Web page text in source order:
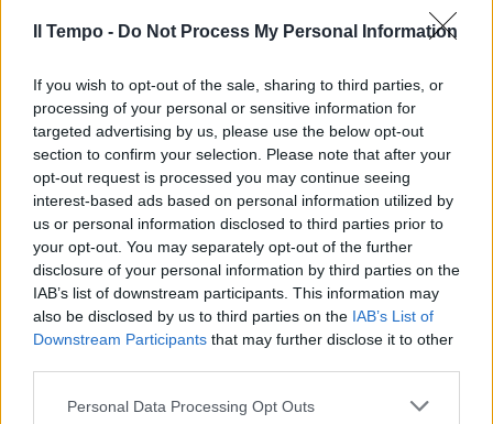
Il Tempo - Do Not Process My Personal Information
If you wish to opt-out of the sale, sharing to third parties, or
processing of your personal or sensitive information for
targeted advertising by us, please use the below opt-out
section to confirm your selection. Please note that after your
opt-out request is processed you may continue seeing
interest-based ads based on personal information utilized by
us or personal information disclosed to third parties prior to
your opt-out. You may separately opt-out of the further
disclosure of your personal information by third parties on the
IAB’s list of downstream participants. This information may
also be disclosed by us to third parties on the IAB’s List of
Downstream Participants that may further disclose it to other
Personal Data Processing Opt Outs
In evidenza